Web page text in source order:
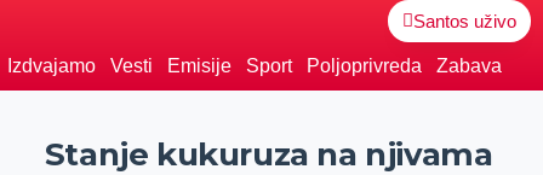
Santos uživo
Izdvajamo Vesti Emisije Sport Poljoprivreda Zabava
Stanje kukuruza na njivama